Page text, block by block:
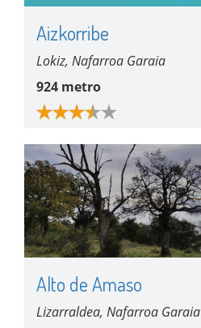
Aizkorribe
Lokiz, Nafarroa Garaia
924 metro
Alto de Amaso
Lizarraldea, Nafarroa Garaia